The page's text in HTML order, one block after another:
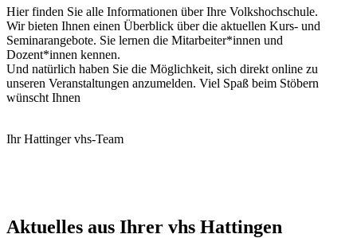
Hier finden Sie alle Informationen über Ihre Volkshochschule.
Wir bieten Ihnen einen Überblick über die aktuellen Kurs- und
Seminarangebote. Sie lernen die Mitarbeiter*innen und
Dozent*innen kennen.
Und natürlich haben Sie die Möglichkeit, sich direkt online zu
unseren Veranstaltungen anzumelden. Viel Spaß beim Stöbern
wünscht Ihnen
Ihr Hattinger vhs-Team
Aktuelles aus Ihrer vhs Hattingen